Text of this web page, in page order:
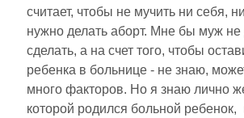
считает, чтобы не мучить ни себя,
нужно делать аборт. Мне бы муж не
сделать, а на счет того, чтобы
ребенка в больнице - не знаю,
много факторов. Но я знаю лично
которой родился больной